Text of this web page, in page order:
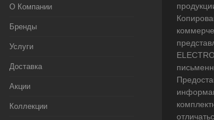
О Компании
Бренды
Услуги
Доставка
Акции
Коллекции